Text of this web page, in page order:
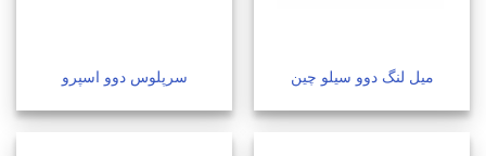
میل لنگ دوو سیلو چین سرپلوس دوو اسپرو